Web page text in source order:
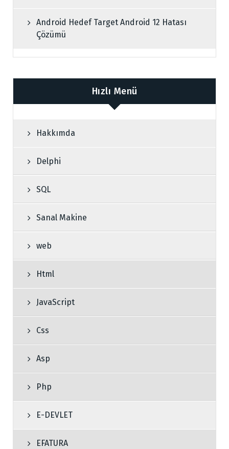
Android Hedef Target Android 12 Hatası
Çözümü
Hızlı Menü
Hakkımda
Delphi
SQL
Sanal Makine
web
Html
JavaScript
Css
Asp
Php
E-DEVLET
EFATURA